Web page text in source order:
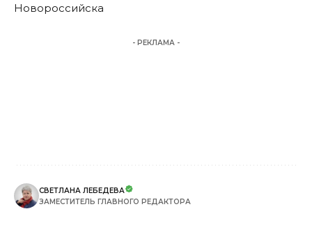
Новороссийска
- РЕКЛАМА -
СВЕТЛАНА ЛЕБЕДЕВА
ЗАМЕСТИТЕЛЬ ГЛАВНОГО РЕДАКТОРА